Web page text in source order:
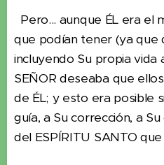
Pero... aunque ÉL era el
que podían tener (ya que
incluyendo Su propia vida
SEÑOR deseaba que
de ÉL; y esto era posible
guía, a Su corrección, a
del ESPÍRITU SANTO que